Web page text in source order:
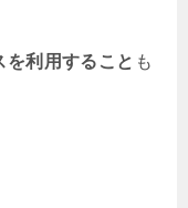
を利用すること も